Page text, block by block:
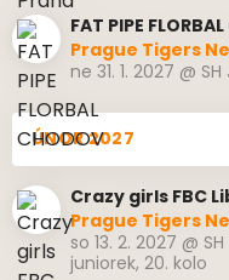
FAT PIPE
Prague Tigers
ne 31. 1. 2027 @
ÚNOR 2027
Crazy girls FBC
Prague Tigers
so 13. 2. 2027 @
juniorek, 20. kolo